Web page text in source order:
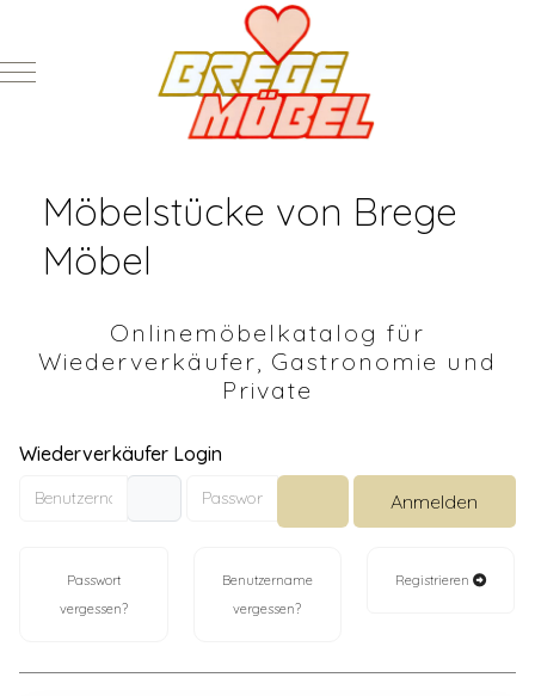
Mobile Menu Toggle
Möbelstücke von Brege
Möbel
Onlinemöbelkatalog für
Wiederverkäufer, Gastronomie und
Private
Wiederverkäufer Login
Benutzername
Passwort
Passwort anzeigen
Anmelden
Passwort
vergessen?
Benutzername
vergessen?
Registrieren